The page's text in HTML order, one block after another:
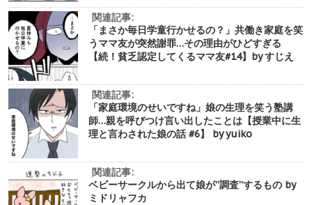
関連記事:
「まさか毎日学童行かせるの？」共働き家庭を笑
うママ友が突然謝罪…その理由がひどすぎる
【続！貧乏認定してくるママ友#14】by すじえ
関連記事:
「家庭環境のせいですね」娘の生理を笑う塾講
師…親を呼びつけ言い出したことは【授業中に生
理と言わされた娘の話 #6】 by yuiko
関連記事:
ベビーサークルから出て娘が”調査”するもの by
ミドリャフカ